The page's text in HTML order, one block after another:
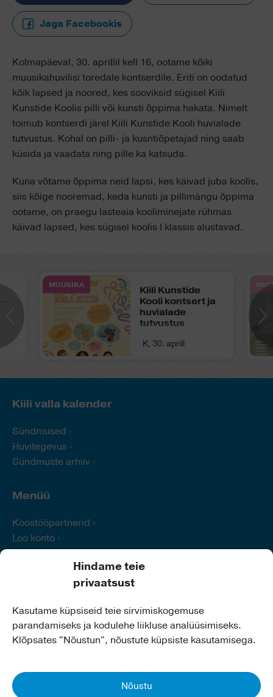
Hindame teie
privaatsust
Kasutame küpsiseid teie sirvimiskogemuse
parandamiseks ja kodulehe liikluse analüüsimiseks.
Klõpsates "Nõustun", nõustute küpsiste kasutamisega.
Nõustu
Jaga Facebookis
Kolmapäeval, 30. aprillil kell 16, ootame kõiki
muusikahuvilisi toredale kontserdile. Eriti on oodatud
kõik lapsed ja noored, kes sooviksid sügisel Kiili
Kunstide Koolis pilli või kunsti õppima hakata. Nimelt
toimub kontserdi järel Kiili Kunstide Kooli huvialade
tutvustus. Kohal on pilli- ja kusntiõpetajad ning saab
küsida ja vaadata ning pille ka katsuda.
Kuna võtame õppima neid lapsi, kes käivad juba koolis,
siis kõige nooremad, keda kunsti ja pillimängu õppima
ootame, on praegu lasteaia kooliminejate rühmas
käivad lapsed, kes sügisel koolis I klassis alustavad.
MUUSIKA
Kiili Kunstide
Kooli kontsert ja
huvialade
tutvustus
K, 30. aprill
Kiili valla kalender
Sündmused
Huvitegevus
Sündmuste arhiiv
Menüü
Koostööpartnerid
Loo konto
Logi sisse
Kiili Vallavalitsus
Aadress:Nabala tee 2a,75401 Kiili
E-post:info@kiilivald.ee
Koduleht:
www.kiilivald.ee